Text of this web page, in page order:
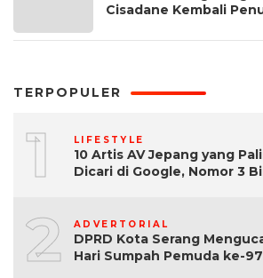
Cisadane Kembali
TERPOPULER
1 LIFESTYLE
10 Artis AV Jepang yang
Dicari di Google, Nomor 3
2 ADVERTORIAL
DPRD Kota Serang
Hari Sumpah Pemuda ke-